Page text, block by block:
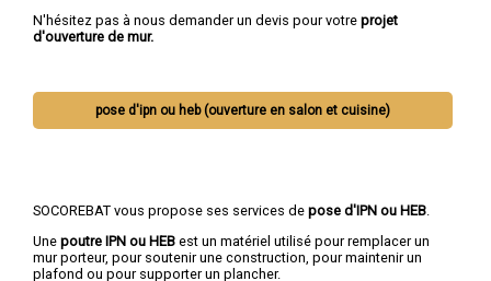
N'hésitez pas à nous demander un devis pour votre projet
d'ouverture de mur.
pose d'ipn ou heb (ouverture en salon et cuisine)
SOCOREBAT vous propose ses services de pose d'IPN ou HEB.
Une poutre IPN ou HEB est un matériel utilisé pour remplacer un
mur porteur, pour soutenir une construction, pour maintenir un
plafond ou pour supporter un plancher.